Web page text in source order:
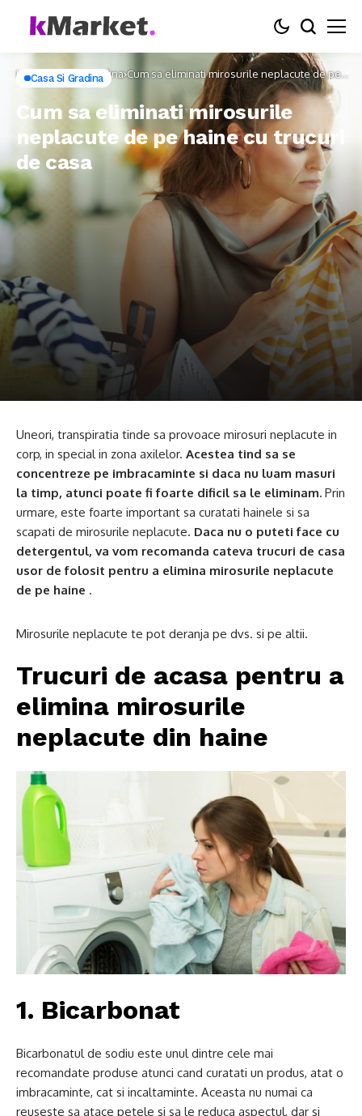
Home Casa si Gradina Cum sa eliminati mirosurile neplacute de pe
haine cu trucuri de casa
Casa Si Gradina
Cum sa eliminati mirosurile
neplacute de pe haine cu trucuri
de casa
Uneori, transpiratia tinde sa provoace mirosuri neplacute in
corp, in special in zona axilelor. Acestea tind sa se
concentreze pe imbracaminte si daca nu luam masuri
la timp, atunci poate fi foarte dificil sa le eliminam. Prin
urmare, este foarte important sa curatati hainele si sa
scapati de mirosurile neplacute. Daca nu o puteti face cu
detergentul, va vom recomanda cateva trucuri de casa
usor de folosit pentru a elimina mirosurile neplacute
de pe haine .
Mirosurile neplacute te pot deranja pe dvs. si pe altii.
Trucuri de acasa pentru a
elimina mirosurile
neplacute din haine
1. Bicarbonat
Bicarbonatul de sodiu este unul dintre cele mai
recomandate produse atunci cand curatati un produs, atat o
imbracaminte, cat si incaltaminte. Aceasta nu numai ca
reuseste sa atace petele si sa le reduca aspectul, dar si